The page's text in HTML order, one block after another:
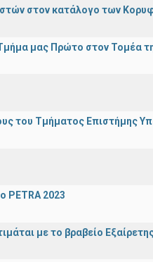
στον κατάλογο των
μας Πρώτο στον Τομέα
του Τμήματος Επιστήμης
PETRA 2023
με το βραβείο